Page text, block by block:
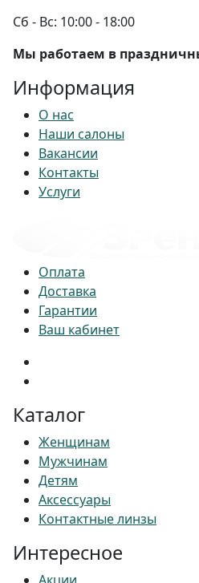
Сб - Вс: 10:00 - 18:00
Мы работаем в
Информация
О нас
Наши салоны
Вакансии
Контакты
Услуги
Оплата
Доставка
Гарантии
Ваш кабинет
Каталог
Женщинам
Мужчинам
Детям
Аксессуары
Контактные линзы
Интересное